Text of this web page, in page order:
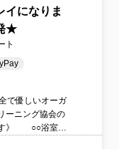
イになりま
★
ト
で優しいオーガ
ーニング協会の
す》 ○○浴室が